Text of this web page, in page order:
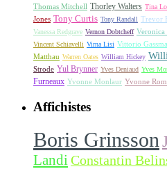
Thomas Mitchell Thorley Walters Tina
Jones Tony Curtis Tony Randall Trevor
Vanessa Redgrave Vernon Dobtcheff Veronica
Vincent Schiavelli Virna Lisi Vittorio
Matthau Warren Oates William Hickey
Strode Yul Brynner Yves Deniaud Yves
Furneaux Yvonne Monlaur Yvonne
Affichistes
Boris Grinsson
LandiConstantin